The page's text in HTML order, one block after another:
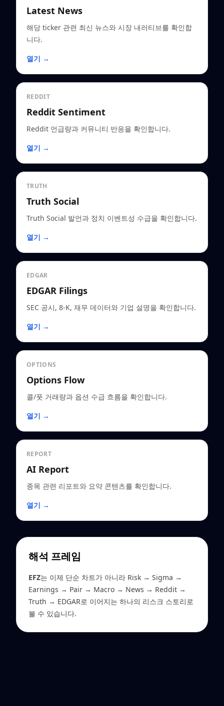
Latest News
해당 ticker 관련 최신 뉴스와 시장 내러티브를 확인합
니다.
열기 →
REDDIT
Reddit Sentiment
Reddit 언급량과 커뮤니티 반응을 확인합니다.
열기 →
TRUTH
Truth Social
Truth Social 발언과 정치 이벤트성 수급을 확인합니다.
열기 →
EDGAR
EDGAR Filings
SEC 공시, 8-K, 재무 데이터와 기업 설명을 확인합니다.
열기 →
OPTIONS
Options Flow
콜/풋 거래량과 옵션 수급 흐름을 확인합니다.
열기 →
REPORT
AI Report
종목 관련 리포트와 요약 콘텐츠를 확인합니다.
열기 →
해석 프레임
EFZ는 이제 단순 차트가 아니라 Risk → Sigma →
Earnings → Pair → Macro → News → Reddit →
Truth → EDGAR로 이어지는 하나의 리스크 스토리로
볼 수 있습니다.